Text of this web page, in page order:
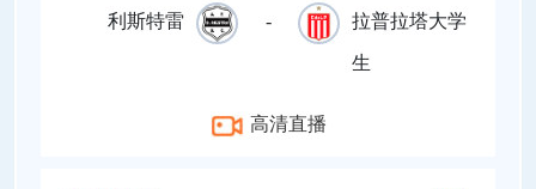
利斯特雷 - 拉普拉塔大学
生
高清直播